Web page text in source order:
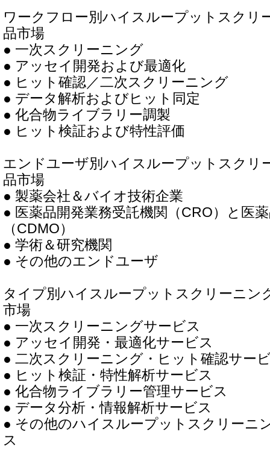
ワークフロー別ハイスループットスクリ
品市場
● 一次スクリーニング
● アッセイ開発および最適化
● ヒット確認／二次スクリーニング
● データ解析およびヒット同定
● 化合物ライブラリー調製
● ヒット検証および特性評価
エンドユーザ別ハイスループットスクリ
品市場
● 製薬会社＆バイオ技術企業
● 医薬品開発業務受託機関（CRO）と医
（CDMO）
● 学術＆研究機関
● その他のエンドユーザ
タイプ別ハイスループットスクリーニン
市場
● 一次スクリーニングサービス
● アッセイ開発・最適化サービス
● 二次スクリーニング・ヒット確認サー
● ヒット検証・特性解析サービス
● 化合物ライブラリー管理サービス
● データ分析・情報解析サービス
● その他のハイスループットスクリーニ
ス